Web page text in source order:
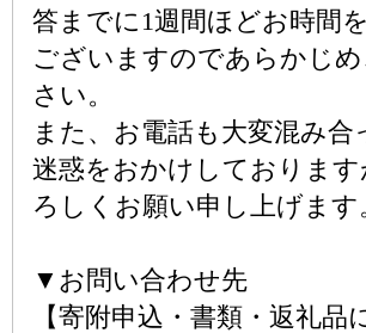
答までに1週間ほどお時間
ございますのであらかじ
さい。
また、お電話も大変混み
迷惑をおかけしております
ろしくお願い申し上げます
▼お問い合わせ先
【寄附申込・書類・返礼品